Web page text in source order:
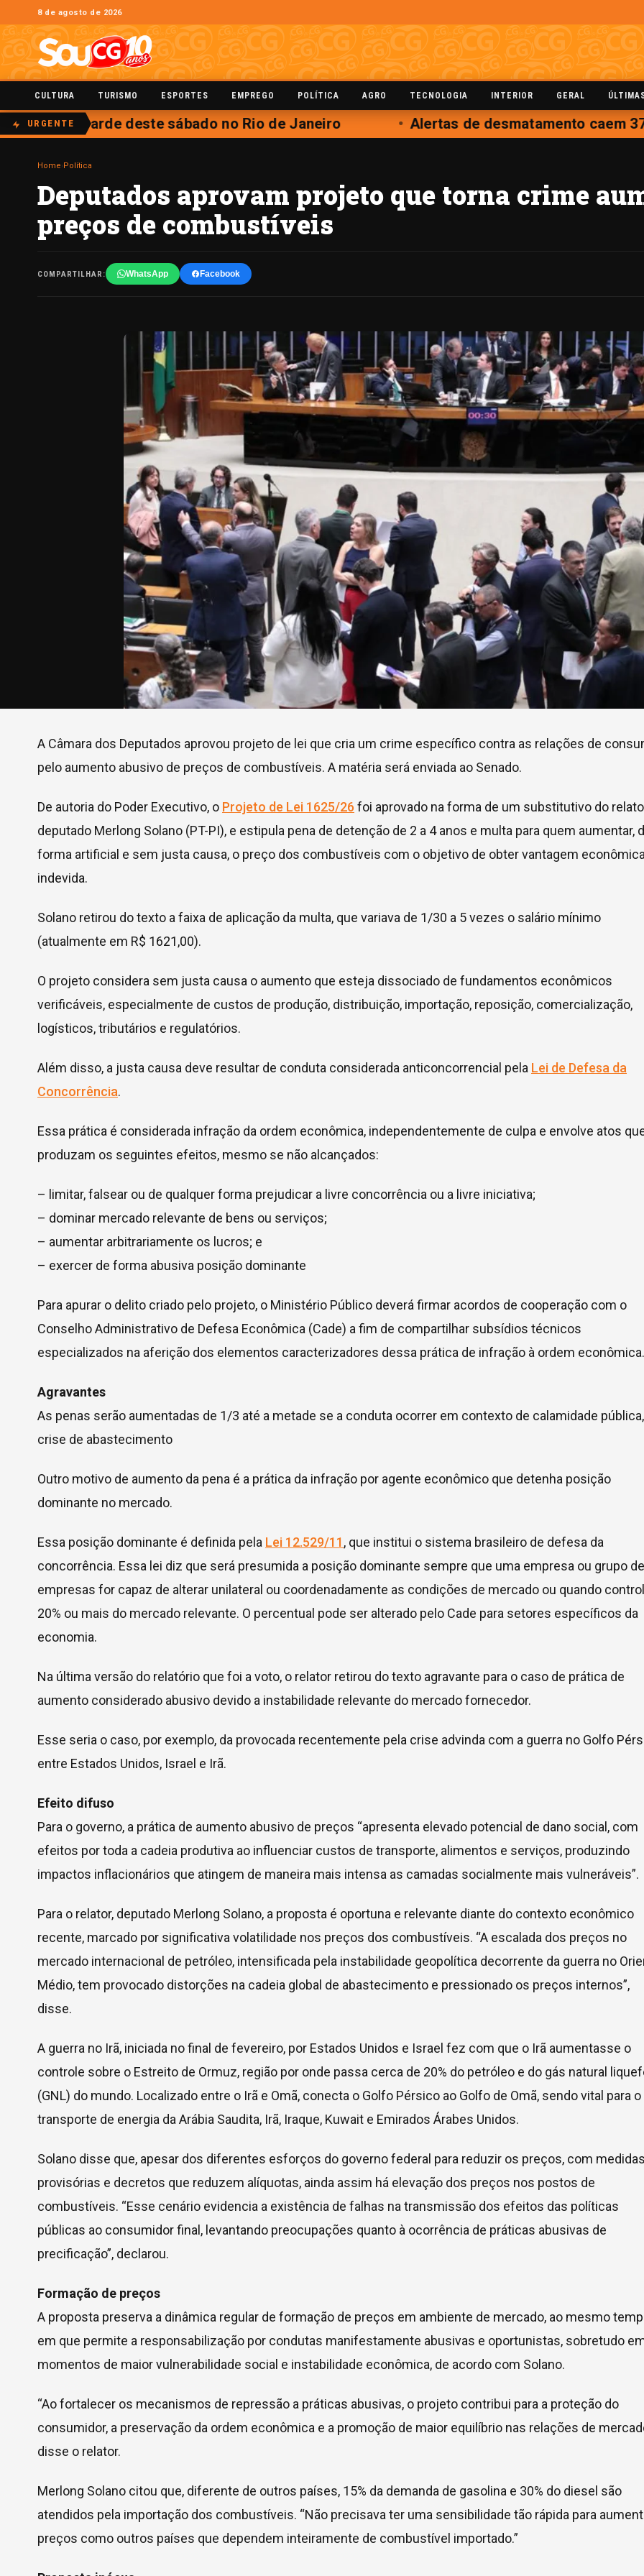
8 de agosto de 2026
CULTURA TURISMO ESPORTES EMPREGO POLÍTICA AGRO TECNOLOGIA INTERIOR GERAL
URGENTEna tarde deste sábado no Rio de Janeiro Alertas de desmatamento caem
Home Política
Deputados aprovam projeto que torna crime
preços de combustíveis
COMPARTILHAR: WhatsApp Facebook
A Câmara dos Deputados aprovou projeto de lei que cria um crime específico contra as relações de
pelo aumento abusivo de preços de combustíveis. A matéria será enviada ao Senado.
De autoria do Poder Executivo, o Projeto de Lei 1625/26 foi aprovado na forma de um substitutivo do
deputado Merlong Solano (PT-PI), e estipula pena de detenção de 2 a 4 anos e multa para quem aumentar,
forma artificial e sem justa causa, o preço dos combustíveis com o objetivo de obter vantagem
indevida.
Solano retirou do texto a faixa de aplicação da multa, que variava de 1/30 a 5 vezes o salário mínimo
(atualmente em R$ 1621,00).
O projeto considera sem justa causa o aumento que esteja dissociado de fundamentos econômicos
verificáveis, especialmente de custos de produção, distribuição, importação, reposição, comercialização,
logísticos, tributários e regulatórios.
Além disso, a justa causa deve resultar de conduta considerada anticoncorrencial pela Lei de Defesa da
Concorrência.
Essa prática é considerada infração da ordem econômica, independentemente de culpa e envolve atos
produzam os seguintes efeitos, mesmo se não alcançados:
– limitar, falsear ou de qualquer forma prejudicar a livre concorrência ou a livre iniciativa;
– dominar mercado relevante de bens ou serviços;
– aumentar arbitrariamente os lucros; e
– exercer de forma abusiva posição dominante
Para apurar o delito criado pelo projeto, o Ministério Público deverá firmar acordos de cooperação com o
Conselho Administrativo de Defesa Econômica (Cade) a fim de compartilhar subsídios técnicos
especializados na aferição dos elementos caracterizadores dessa prática de infração à ordem econômica.
Agravantes
As penas serão aumentadas de 1/3 até a metade se a conduta ocorrer em contexto de calamidade pública,
crise de abastecimento
Outro motivo de aumento da pena é a prática da infração por agente econômico que detenha posição
dominante no mercado.
Essa posição dominante é definida pela Lei 12.529/11, que institui o sistema brasileiro de defesa da
concorrência. Essa lei diz que será presumida a posição dominante sempre que uma empresa ou grupo de
empresas for capaz de alterar unilateral ou coordenadamente as condições de mercado ou quando
20% ou mais do mercado relevante. O percentual pode ser alterado pelo Cade para setores específicos da
economia.
Na última versão do relatório que foi a voto, o relator retirou do texto agravante para o caso de prática de
aumento considerado abusivo devido a instabilidade relevante do mercado fornecedor.
Esse seria o caso, por exemplo, da provocada recentemente pela crise advinda com a guerra no Golfo
entre Estados Unidos, Israel e Irã.
Efeito difuso
Para o governo, a prática de aumento abusivo de preços “apresenta elevado potencial de dano social, com
efeitos por toda a cadeia produtiva ao influenciar custos de transporte, alimentos e serviços, produzindo
impactos inflacionários que atingem de maneira mais intensa as camadas socialmente mais vulneráveis”.
Para o relator, deputado Merlong Solano, a proposta é oportuna e relevante diante do contexto econômico
recente, marcado por significativa volatilidade nos preços dos combustíveis. “A escalada dos preços no
mercado internacional de petróleo, intensificada pela instabilidade geopolítica decorrente da guerra no
Médio, tem provocado distorções na cadeia global de abastecimento e pressionado os preços internos”,
disse.
A guerra no Irã, iniciada no final de fevereiro, por Estados Unidos e Israel fez com que o Irã aumentasse o
controle sobre o Estreito de Ormuz, região por onde passa cerca de 20% do petróleo e do gás natural
(GNL) do mundo. Localizado entre o Irã e Omã, conecta o Golfo Pérsico ao Golfo de Omã, sendo vital para o
transporte de energia da Arábia Saudita, Irã, Iraque, Kuwait e Emirados Árabes Unidos.
Solano disse que, apesar dos diferentes esforços do governo federal para reduzir os preços, com
provisórias e decretos que reduzem alíquotas, ainda assim há elevação dos preços nos postos de
combustíveis. “Esse cenário evidencia a existência de falhas na transmissão dos efeitos das políticas
públicas ao consumidor final, levantando preocupações quanto à ocorrência de práticas abusivas de
precificação”, declarou.
Formação de preços
A proposta preserva a dinâmica regular de formação de preços em ambiente de mercado, ao mesmo
em que permite a responsabilização por condutas manifestamente abusivas e oportunistas, sobretudo
momentos de maior vulnerabilidade social e instabilidade econômica, de acordo com Solano.
“Ao fortalecer os mecanismos de repressão a práticas abusivas, o projeto contribui para a proteção do
consumidor, a preservação da ordem econômica e a promoção de maior equilíbrio nas relações de
disse o relator.
Merlong Solano citou que, diferente de outros países, 15% da demanda de gasolina e 30% do diesel são
atendidos pela importação dos combustíveis. “Não precisava ter uma sensibilidade tão rápida para
preços como outros países que dependem inteiramente de combustível importado.”